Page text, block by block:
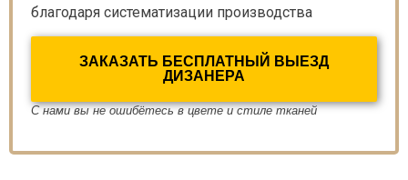
благодаря систематизации производства
ЗАКАЗАТЬ БЕСПЛАТНЫЙ ВЫЕЗД
ДИЗАНЕРА
С нами вы не ошибётесь в цвете и стиле тканей